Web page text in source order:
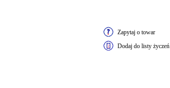
Zapytaj o towar
Dodaj do listy życzeń